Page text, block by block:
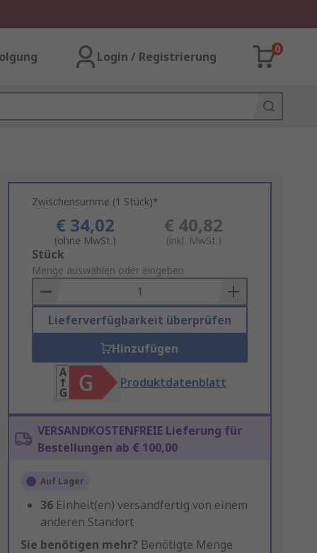
Login / Registrierung
0
Zwischensumme (1 Stück)*
€ 34,02
(ohne MwSt.)
€ 40,82
(inkl. MwSt.)
Add
to
Basket
Stück
Menge auswählen oder eingeben
Lieferverfügbarkeit überprüfen
Hinzufügen
Produktdatenblatt
VERSANDKOSTENFREIE Lieferung für
Bestellungen ab € 100,00
Auf Lager
36 Einheit(en) versandfertig von einem
anderen Standort
Sie benötigen mehr? Benötigte Menge